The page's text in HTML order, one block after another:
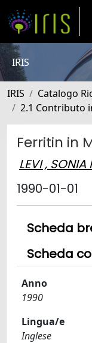
IRIS
IRIS Catalogo
2.1 Contributo
Ferritin in
LEVI , SONIA
1990-01-01
Scheda
Scheda
Anno
1990
Lingua/e
Inglese